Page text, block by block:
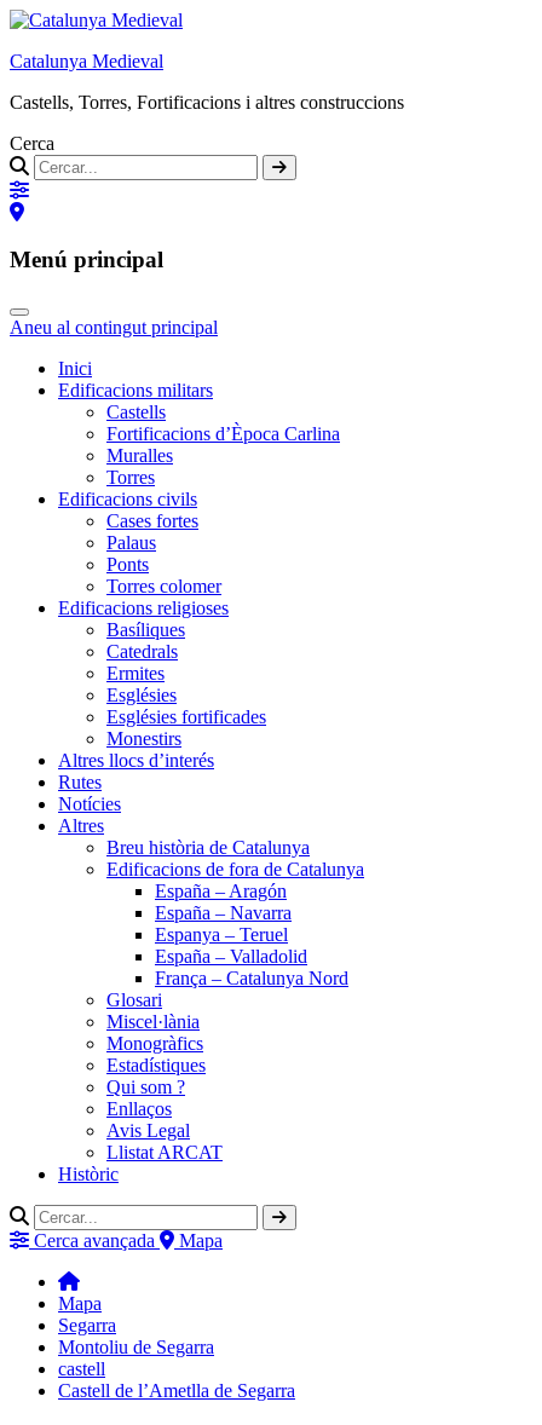
Catalunya Medieval
Castells, Torres, Fortificacions i altres construccions
Cerca
Menú principal
Aneu al contingut principal
Inici
Edificacions militars
Castells
Fortificacions d’Època Carlina
Muralles
Torres
Edificacions civils
Cases fortes
Palaus
Ponts
Torres colomer
Edificacions religioses
Basíliques
Catedrals
Ermites
Esglésies
Esglésies fortificades
Monestirs
Altres llocs d’interés
Rutes
Notícies
Altres
Breu història de Catalunya
Edificacions de fora de Catalunya
España – Aragón
España – Navarra
Espanya – Teruel
España – Valladolid
França – Catalunya Nord
Glosari
Miscel·lània
Monogràfics
Estadístiques
Qui som ?
Enllaços
Avis Legal
Llistat ARCAT
Històric
Cerca avançada Mapa
Mapa
Segarra
Montoliu de Segarra
castell
Castell de l’Ametlla de Segarra